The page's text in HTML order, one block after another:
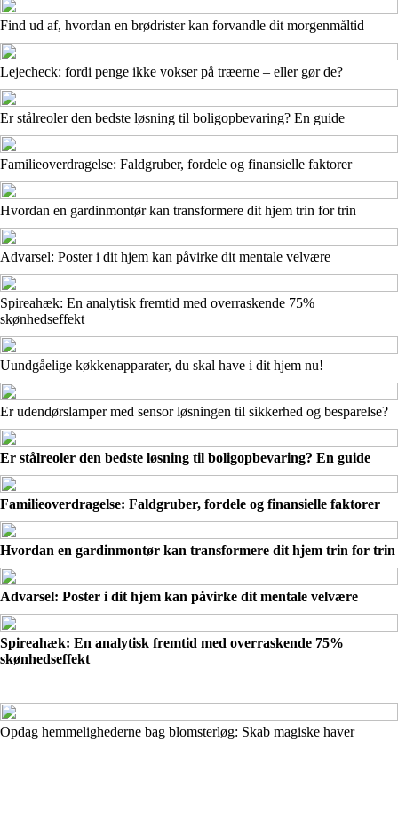
Find ud af, hvordan en brødrister kan forvandle dit morgenmåltid
Lejecheck: fordi penge ikke vokser på træerne – eller gør de?
Er stålreoler den bedste løsning til boligopbevaring? En guide
Familieoverdragelse: Faldgruber, fordele og finansielle faktorer
Hvordan en gardinmontør kan transformere dit hjem trin for trin
Advarsel: Poster i dit hjem kan påvirke dit mentale velvære
Spireahæk: En analytisk fremtid med overraskende 75%
skønhedseffekt
Uundgåelige køkkenapparater, du skal have i dit hjem nu!
Er udendørslamper med sensor løsningen til sikkerhed og besparelse?
Er stålreoler den bedste løsning til boligopbevaring? En guide
Familieoverdragelse: Faldgruber, fordele og finansielle faktorer
Hvordan en gardinmontør kan transformere dit hjem trin for trin
Advarsel: Poster i dit hjem kan påvirke dit mentale velvære
Spireahæk: En analytisk fremtid med overraskende 75%
skønhedseffekt
Opdag hemmelighederne bag blomsterløg: Skab magiske haver